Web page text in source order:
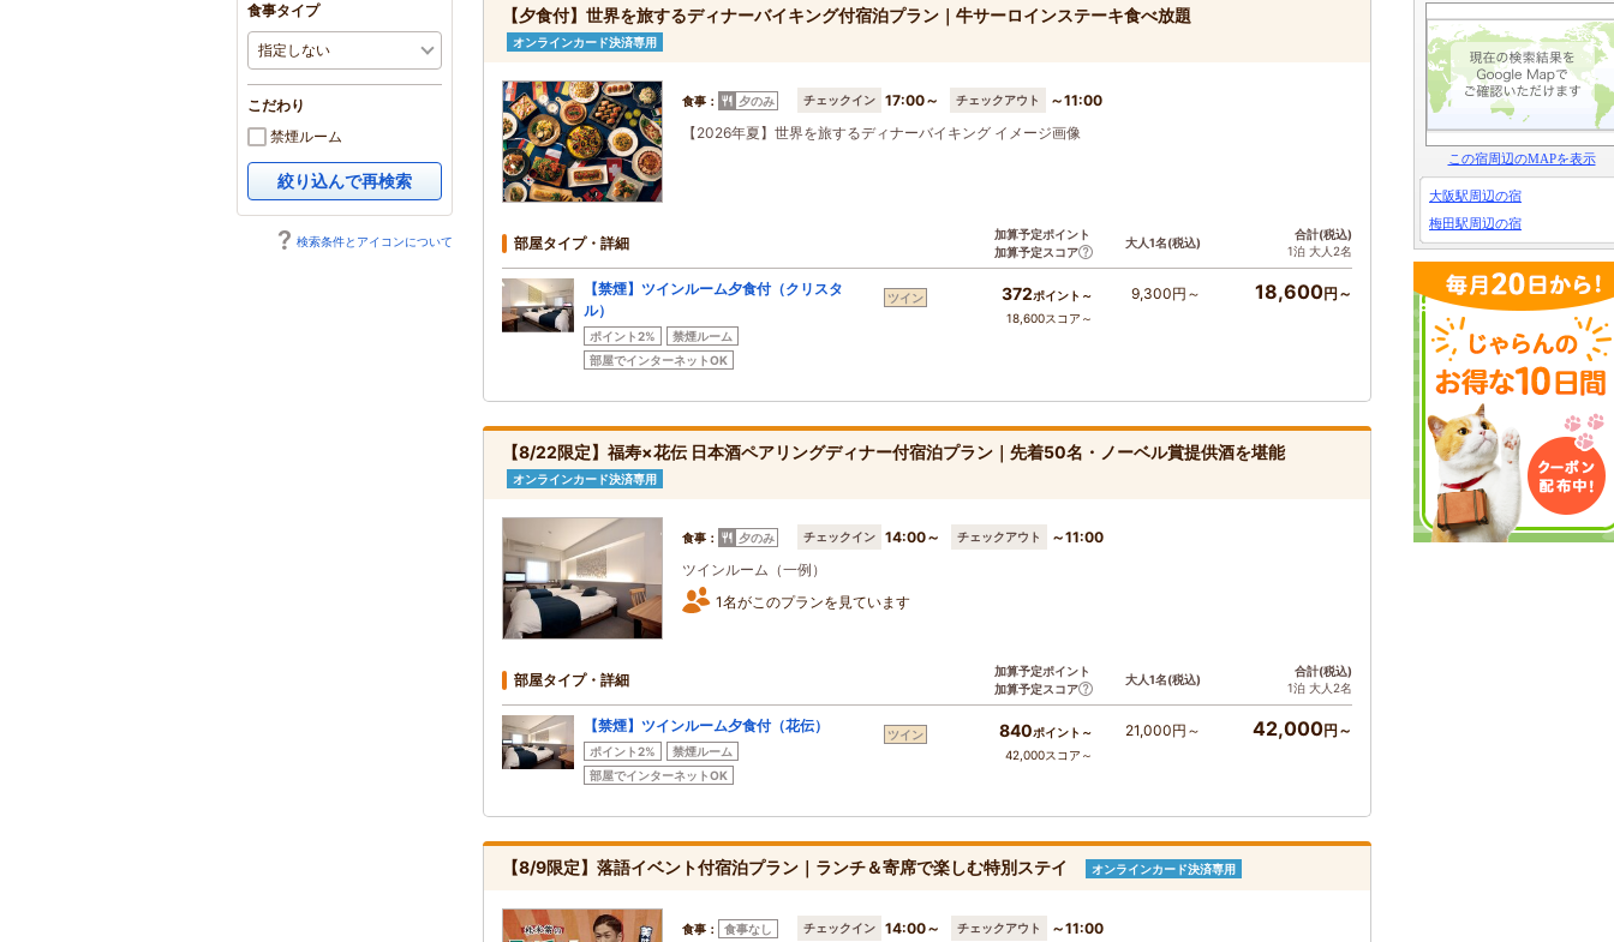
食事タイプ
こだわり
禁煙ルーム
絞り込んで再検索
検索条件とアイコンについて
【夕食付】世界を旅するディナーバイキング付宿泊プラン｜牛サーロインステーキ食べ放題
オンラインカード決済専用
食事： 夕のみ チェックイン 17:00～ チェックアウト
～11:00
【2026年夏】世界を旅するディナーバイキング イメージ画像
部屋タイプ・詳細
加算予定ポイント
加算予定スコア
大人1名(税込)
合計(税込)
1泊 大人2名
【禁煙】ツインルーム夕食付（クリスタ
ル）
ポイント2%
禁煙ルーム
部屋でインターネットOK
ツイン 372ポイント～
18,600スコア～
9,300円～ 18,600円～
【8/22限定】福寿×花伝 日本酒ペアリングディナー付宿泊プラン｜先着50名・ノーベル賞提供酒を堪能
オンラインカード決済専用
食事： 夕のみ チェックイン 14:00～ チェックアウト
～11:00
ツインルーム（一例）
1名がこのプランを見ています
部屋タイプ・詳細
加算予定ポイント
加算予定スコア
大人1名(税込)
合計(税込)
1泊 大人2名
【禁煙】ツインルーム夕食付（花伝）
ポイント2%
禁煙ルーム
部屋でインターネットOK
ツイン 840ポイント～
42,000スコア～
21,000円～ 42,000円～
【8/9限定】落語イベント付宿泊プラン｜ランチ＆寄席で楽しむ特別ステイ オンラインカード決済専用
食事： 食事なし チェックイン 14:00～ チェックアウト ～11:00
この宿周辺のMAPを表示
大阪駅周辺の宿
梅田駅周辺の宿